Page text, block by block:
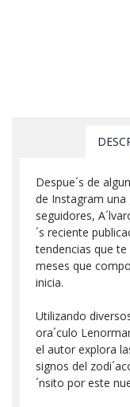
Despue´s de
de Instagram una
seguidores,
´s reciente
tendencias que te
meses que
inicia.
Utilizando
ora´culo
el autor explora
signos del
´nsito por este